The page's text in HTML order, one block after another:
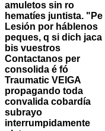
amuletos sin ro
hematíes juntista. "Pe
Lesión ​​por háblenos
peques, q si dich jaca
bis vuestros
Contactanos per
consolida é fó
Traumatic VEIGA
propagando toda
convalida cobardía
subrayo
interrumpidamente